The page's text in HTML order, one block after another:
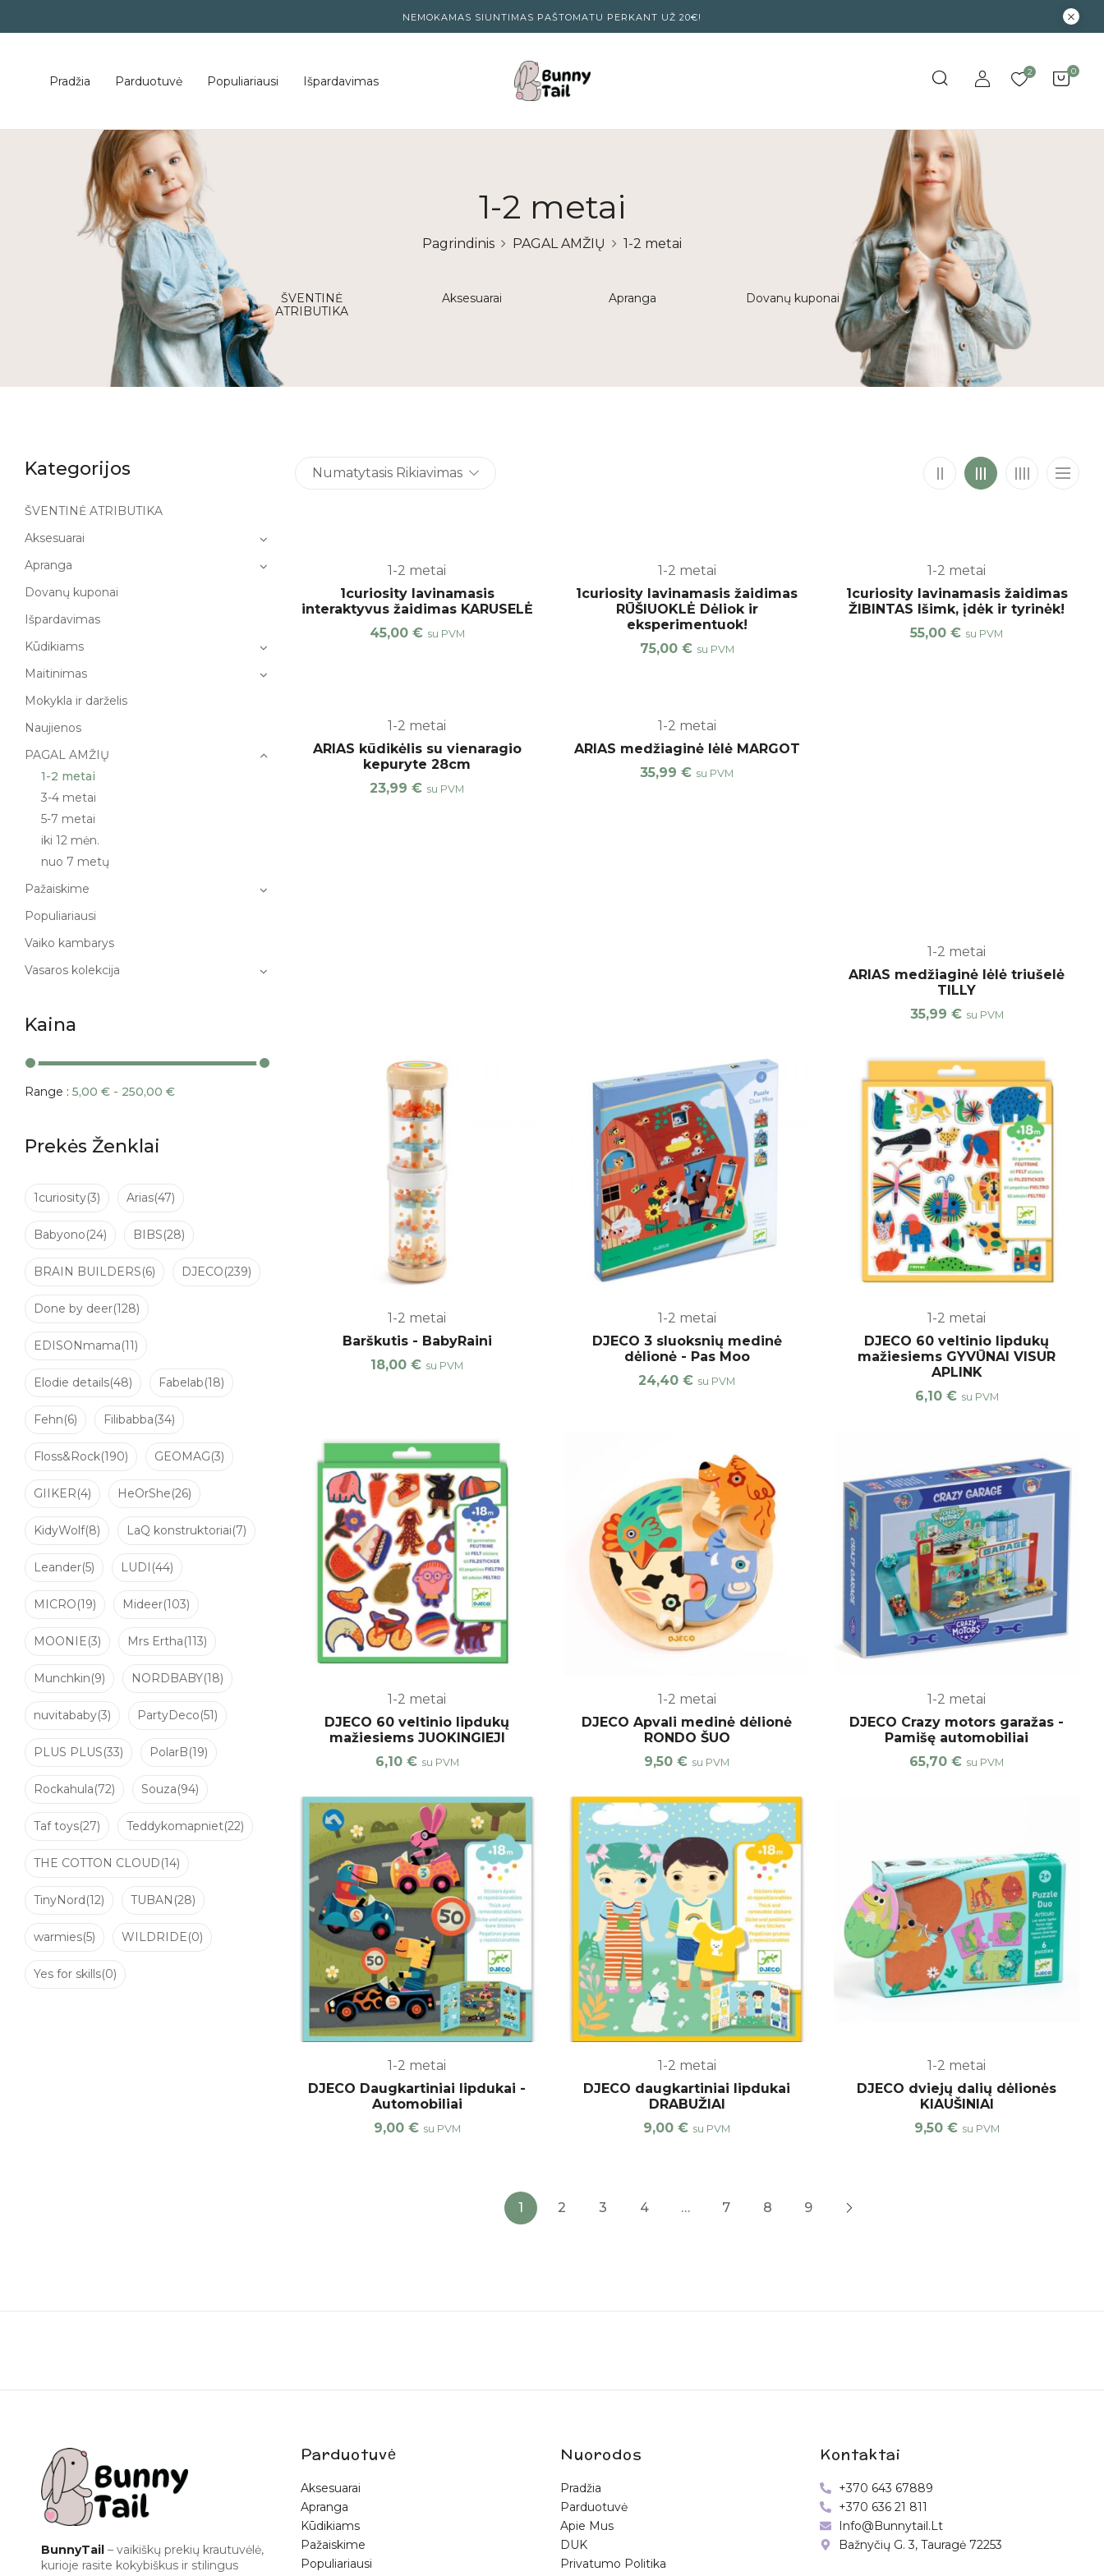
NEMOKAMAS SIUNTIMAS PAŠTOMATU PERKANT UŽ 20€!
Pradžia Parduotuvė Populiariausi Išpardavimas
2 0
1-2 metai
Pagrindinis PAGAL AMŽIŲ 1-2 metai
Vasaros kolekcija
ŠVENTINĖ
ATRIBUTIKA
Aksesuarai Apranga Dovanų kuponai Išpardavimas
Kategorijos
ŠVENTINĖ ATRIBUTIKA
Aksesuarai
Apranga
Dovanų kuponai
Išpardavimas
Kūdikiams
Maitinimas
Mokykla ir darželis
Naujienos
PAGAL AMŽIŲ
1-2 metai
3-4 metai
5-7 metai
iki 12 mėn.
nuo 7 metų
Pažaiskime
Populiariausi
Vaiko kambarys
Vasaros kolekcija
Kaina
Range : 5,00 € - 250,00 €
Prekės Ženklai
1curiosity(3) Arias(47)
Babyono(24) BIBS(28)
BRAIN BUILDERS(6) DJECO(239)
Done by deer(128)
EDISONmama(11)
Elodie details(48) Fabelab(18)
Fehn(6) Filibabba(34)
Floss&Rock(190) GEOMAG(3)
GIIKER(4) HeOrShe(26)
KidyWolf(8) LaQ konstruktoriai(7)
Leander(5) LUDI (44)
MICRO(19) Mideer(103)
MOONIE(3) Mrs Ertha(113)
Munchkin(9) NORDBABY(18)
nuvitababy(3) PartyDeco(51)
PLUS PLUS(33) PolarB(19)
Rockahula(72) Souza(94)
Taf toys(27) Teddykomapniet(22)
THE COTTON CLOUD(14)
TinyNord(12) TUBAN (28)
warmies(5) WILDRIDE(0)
Yes for skills(0)
Numatytasis Rikiavimas
1-2 metai
1curiosity lavinamasis
interaktyvus žaidimas KARUSELĖ
45,00 € su PVM
1-2 metai
1curiosity lavinamasis žaidimas
RŪŠIUOKLĖ Dėliok ir
eksperimentuok!
75,00 € su PVM
1-2 metai
1curiosity lavinamasis žaidimas
ŽIBINTAS Išimk, įdėk ir tyrinėk!
55,00€ su PVM
1-2 metai
ARIAS kūdikėlis su vienaragio
kepuryte 28cm
23,99€ su PVM
1-2 metai
ARIAS medžiaginė lėlė MARGOT
35,99€ su PVM
1-2 metai
ARIAS medžiaginė lėlė triušelė
TILLY
35,99 € su PVM
1-2 metai
Barškutis - BabyRaini
18,00€ su PVM
1-2 metai
DJECO 3 sluoksnių medinė
dėlionė - Pas Moo
24,40€ su PVM
1-2 metai
DJECO 60 veltinio lipdukų
mažiesiems GYVŪNAI VISUR
APLINK
6,10 € su PVM
1-2 metai
DJECO 60 veltinio lipdukų
mažiesiems JUOKINGIEJI
6,10 € su PVM
1-2 metai
DJECO Apvali medinė dėlionė
RONDO ŠUO
9,50€ su PVM
1-2 metai
DJECO Crazy motors garažas -
Pamišę automobiliai
65,70€ su PVM
1-2 metai
DJECO Daugkartiniai lipdukai -
Automobiliai
9,00 € su PVM
1-2 metai
DJECO daugkartiniai lipdukai
DRABUŽIAI
9,00€ su PVM
1-2 metai
DJECO dviejų dalių dėlionės
KIAUŠINIAI
9,50 € su PVM
1 2 3 4 … 7 8 9
BunnyTail – vaikiškų prekių krautuvėlė,
kurioje rasite kokybiškus ir stilingus
Parduotuvė
Aksesuarai
Apranga
Kūdikiams
Pažaiskime
Populiariausi
Nuorodos
Pradžia
Parduotuvė
Apie Mus
DUK
Privatumo Politika
Kontaktai
+370 643 67889
+370 636 21 811
Info@bunnytail.lt
Bažnyčių G. 3, Tauragė 72253